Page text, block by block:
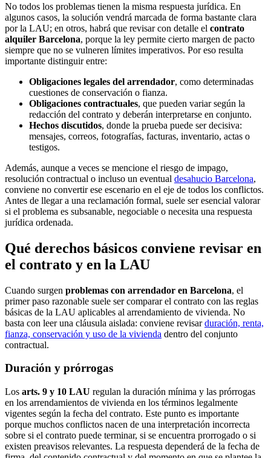
No todos los problemas tienen la misma respuesta jurídica. En
algunos casos, la solución vendrá marcada de forma bastante clara
por la LAU; en otros, habrá que revisar con detalle el contrato
alquiler Barcelona, porque la ley permite cierto margen de pacto
siempre que no se vulneren límites imperativos. Por eso resulta
importante distinguir entre:
Obligaciones legales del arrendador, como determinadas
cuestiones de conservación o fianza.
Obligaciones contractuales, que pueden variar según la
redacción del contrato y deberán interpretarse en conjunto.
Hechos discutidos, donde la prueba puede ser decisiva:
mensajes, correos, fotografías, facturas, inventario, actas o
testigos.
Además, aunque a veces se mencione el riesgo de impago,
resolución contractual o incluso un eventual desahucio Barcelona,
conviene no convertir ese escenario en el eje de todos los conflictos.
Antes de llegar a una reclamación formal, suele ser esencial valorar
si el problema es subsanable, negociable o necesita una respuesta
jurídica ordenada.
Qué derechos básicos conviene revisar en
el contrato y en la LAU
Cuando surgen problemas con arrendador en Barcelona, el
primer paso razonable suele ser comparar el contrato con las reglas
básicas de la LAU aplicables al arrendamiento de vivienda. No
basta con leer una cláusula aislada: conviene revisarduración, renta,
fianza, conservación y uso de la vivienda dentro del conjunto
contractual.
Duración y prórrogas
Los arts. 9 y 10 LAU regulan la duración mínima y las prórrogas
en los arrendamientos de vivienda en los términos legalmente
vigentes según la fecha del contrato. Este punto es importante
porque muchos conflictos nacen de una interpretación incorrecta
sobre si el contrato puede terminar, si se encuentra prorrogado o si
existen preavisos relevantes. La respuesta dependerá de la fecha de